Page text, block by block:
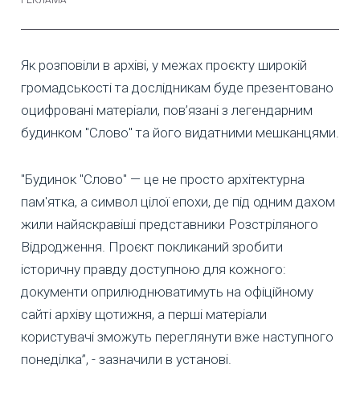
Як розповіли в архіві, у межах проєкту широкій
громадськості та дослідникам буде презентовано
оцифровані матеріали, пов’язані з легендарним
будинком "Слово" та його видатними мешканцями.
"Будинок "Слово" — це не просто архітектурна
пам'ятка, а символ цілої епохи, де під одним дахом
жили найяскравіші представники Розстріляного
Відродження. Проєкт покликаний зробити
історичну правду доступною для кожного:
документи оприлюднюватимуть на офіційному
сайті архіву щотижня, а перші матеріали
користувачі зможуть переглянути вже наступного
понеділка”, - зазначили в установі.